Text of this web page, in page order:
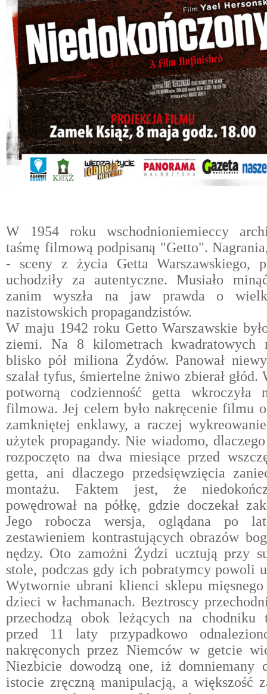
W 1954 roku wschodnioniemieccy
taśmę filmową podpisaną "Getto".
- sceny z życia Getta Warszawskiego,
uchodziły za autentyczne. Musiało
zanim wyszła na jaw prawda o
nazistowskich propagandzistów.
W maju 1942 roku Getto Warszawskie
ziemi. Na 8 kilometrach kwadratowych
blisko pół miliona Żydów. Panował
szalał tyfus, śmiertelne żniwo zbierał głód.
potworną codzienność getta wkroczyła
filmowa. Jej celem było nakręcenie filmu
zamkniętej enklawy, a raczej
użytek propagandy. Nie wiadomo,
rozpoczęto na dwa miesiące przed
getta, ani dlaczego przedsięwzięcia
montażu. Faktem jest, że
powędrował na półkę, gdzie doczekał
Jego robocza wersja, oglądana po
zestawieniem kontrastujących obrazów
nędzy. Oto zamożni Żydzi ucztują przy
stole, podczas gdy ich pobratymcy powoli
Wytwornie ubrani klienci sklepu
dzieci w łachmanach. Beztroscy
przechodzą obok leżących na chodniku
przed 11 laty przypadkowo
nakręconych przez Niemców w getcie
Niezbicie dowodzą one, iż domniemany
istocie zręczną manipulacją, a większość